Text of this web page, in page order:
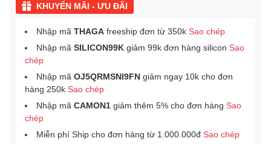
KHUYẾN MÃI - ƯU ĐÃI
Nhập mã THAGA freeship đơn từ 350k Sao chép
Nhập mã SILICON99K giảm 99k đơn hàng silicon Sao
chép
Nhập mã OJ5QRMSNI9FN giảm ngay 10k cho đơn
hàng 250k Sao chép
Nhập mã CAMON1 giảm thêm 5% cho đơn hàng Sao
chép
Miễn phí Ship cho đơn hàng từ 1.000.000đ Sao chép